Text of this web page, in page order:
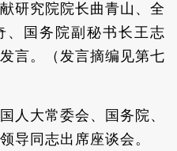
研究院院长曲青山、全
、国务院副秘书长王志
言。（发言摘编见第七
人大常委会、国务院、
导同志出席座谈会。